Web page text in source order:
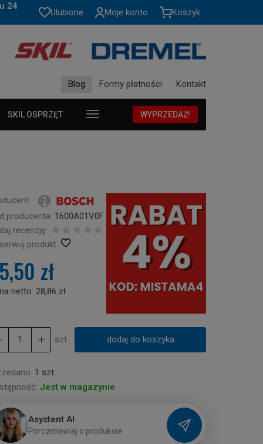
24
Ulubione Moje konto Koszyk
Blog Formy płatności Kontakt
SKIL OSPRZĘT WYPRZEDAŻ!
producenta: 1600A01V0F
recenzję:
produkt:
zł
netto: 28,86 zł
szt. dodaj do koszyka
1 szt.
Jest w magazynie
Asystent AI
Porozmawiaj o produkcie